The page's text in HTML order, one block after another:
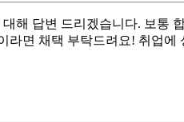
해 답변 드리겠습니다. 보통
라면 채택 부탁드려요! 취업에